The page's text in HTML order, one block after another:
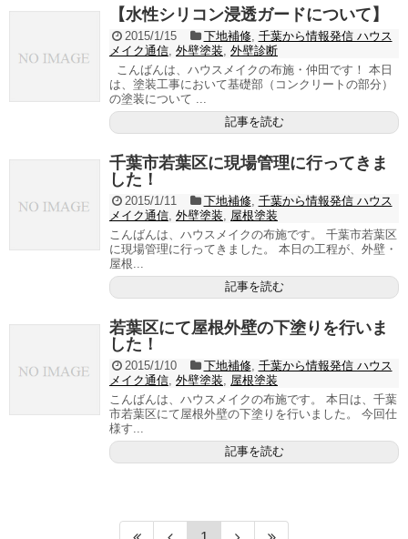
【水性シリコン浸透ガードについて】
2015/1/15 下地補修, 千葉から情報発信 ハウス
メイク通信, 外壁塗装, 外壁診断
こんばんは、ハウスメイクの布施・仲田です！ 本日
は、塗装工事において基礎部（コンクリートの部分）
の塗装について ...
記事を読む
千葉市若葉区に現場管理に行ってきま
した！
2015/1/11 下地補修, 千葉から情報発信 ハウス
メイク通信, 外壁塗装, 屋根塗装
こんばんは、ハウスメイクの布施です。 千葉市若葉区
に現場管理に行ってきました。 本日の工程が、外壁・
屋根...
記事を読む
若葉区にて屋根外壁の下塗りを行いま
した！
2015/1/10 下地補修, 千葉から情報発信 ハウス
メイク通信, 外壁塗装, 屋根塗装
こんばんは、ハウスメイクの布施です。 本日は、千葉
市若葉区にて屋根外壁の下塗りを行いました。 今回仕
様す...
記事を読む